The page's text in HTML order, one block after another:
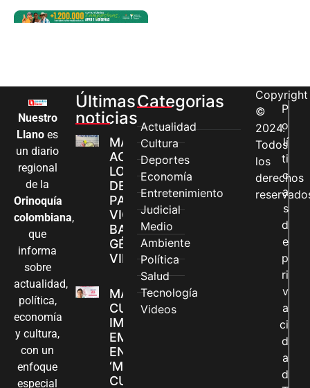
Nuestro
Llano es
un diario
regional
de la
Orinoquía
colombiana,
que
informa
sobre
actualidad,
política,
economía
y cultura,
con un
enfoque
especial
Últimas
noticias
MÁS MUJERES
ACCEDEN A
LOS CANALES
DE ATENCIÓN
PARA
VIOLENCIAS
BASADAS EN
GÉNERO EN
VILLAVICENCIO
MADRES
CUIDADORAS
IMPULSAN SUS
EMPRENDIMIENTOS
EN LA FERIA
‘MANOS QUE
CUIDAN Y CREAN’
Categorias
Actualidad
Cultura
Deportes
Economía
Entretenimiento
Judicial
Medio
Ambiente
Política
Salud
Tecnología
Videos
Copyright
©
2024.
Todos
los
derechos
P
o
lí
ti
c
a
s
d
e
p
ri
v
a
ci
d
a
d